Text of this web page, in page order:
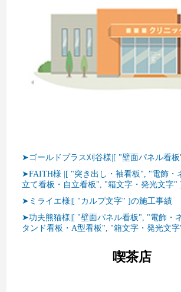
➤ゴールドプラス刈谷様|[ "壁面パネル看
➤FAITH様 |[ "突き出し・袖看板", "電飾・
立て看板・自立看板", "箱文字・発光文字"
➤ミライエ様|[ "カルプ文字" ]の施工事績
➤功夫熊猫様|[ "壁面パネル看板", "電飾・
タンド看板・A型看板", "箱文字・発光文
喫茶店